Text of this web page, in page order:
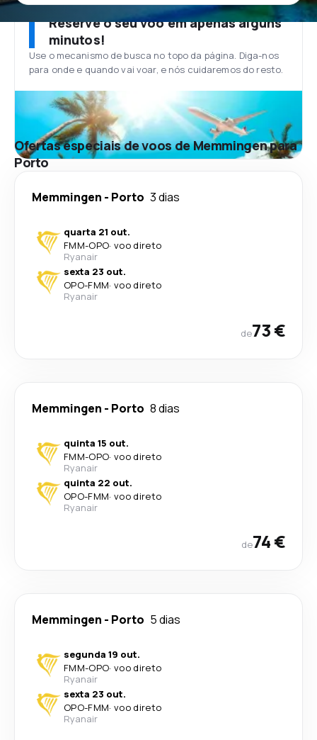
Reserve o seu voo em apenas alguns
minutos!
Use o mecanismo de busca no topo da página. Diga-nos
para onde e quando vai voar, e nós cuidaremos do resto.
Ofertas especiais de voos de Memmingen para
Porto
Memmingen - Porto 3 dias
quarta 21 out.
FMM-OPO· voo direto
Ryanair
sexta 23 out.
OPO-FMM· voo direto
Ryanair
de73 €
Memmingen - Porto 8 dias
quinta 15 out.
FMM-OPO· voo direto
Ryanair
quinta 22 out.
OPO-FMM· voo direto
Ryanair
de74 €
Memmingen - Porto 5 dias
segunda 19 out.
FMM-OPO· voo direto
Ryanair
sexta 23 out.
OPO-FMM· voo direto
Ryanair